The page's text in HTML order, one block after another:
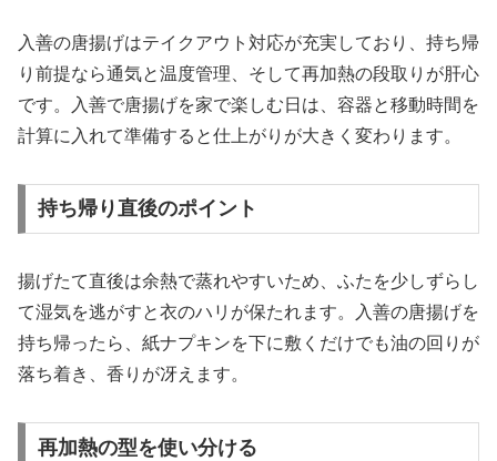
入善の唐揚げはテイクアウト対応が充実しており、持ち帰
り前提なら通気と温度管理、そして再加熱の段取りが肝心
です。入善で唐揚げを家で楽しむ日は、容器と移動時間を
計算に入れて準備すると仕上がりが大きく変わります。
持ち帰り直後のポイント
揚げたて直後は余熱で蒸れやすいため、ふたを少しずらし
て湿気を逃がすと衣のハリが保たれます。入善の唐揚げを
持ち帰ったら、紙ナプキンを下に敷くだけでも油の回りが
落ち着き、香りが冴えます。
再加熱の型を使い分ける